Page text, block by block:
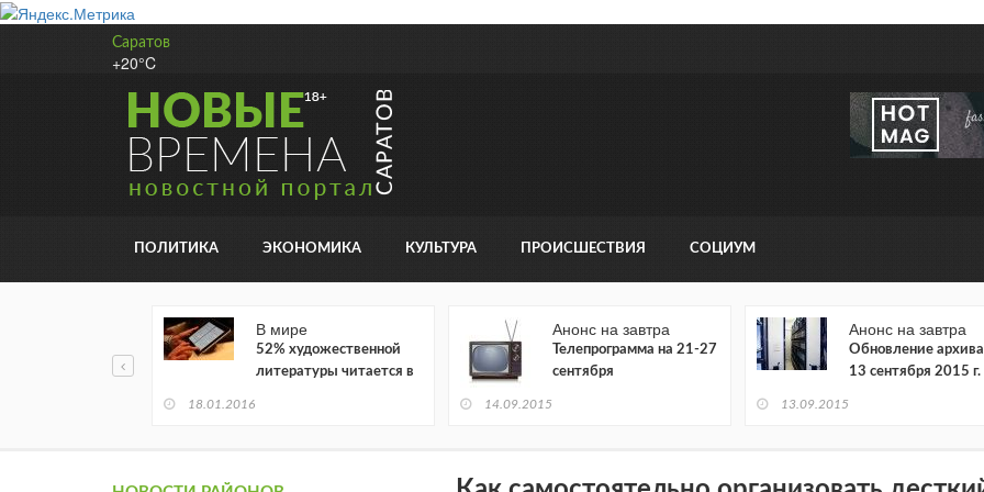
Саратов
+20°C
ПОЛИТИКА ЭКОНОМИКА КУЛЬТУРА ПРОИСШЕСТВИЯ СОЦИУМ
В мире
52% художественной
литературы читается в
18.01.2016
Анонс на завтра
Телепрограмма на 21-27
сентября
14.09.2015
Анонс на завтра
Обновление архива
13 сентября 2015 г.
13.09.2015